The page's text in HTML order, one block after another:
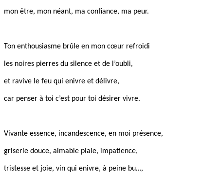
mon être, mon néant, ma confiance, ma peur.
Ton enthousiasme brûle en mon cœur refroidi
les noires pierres du silence et de l’oubli,
et ravive le feu qui enivre et délivre,
car penser à toi c’est pour toi désirer vivre.
Vivante essence, incandescence, en moi présence,
griserie douce, aimable plaie, impatience,
tristesse et joie, vin qui enivre, à peine bu…,